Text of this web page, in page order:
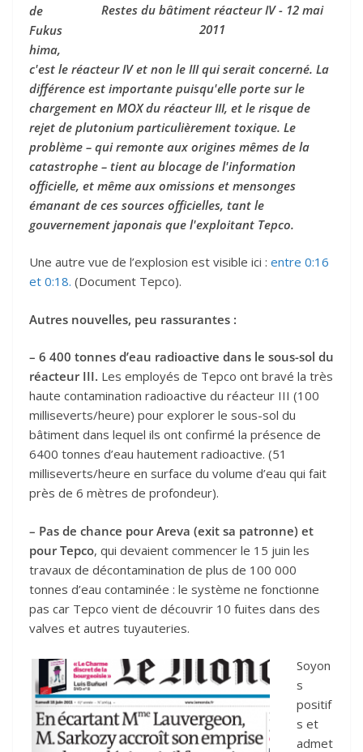
Restes du bâtiment réacteur IV - 12 mai
2011
de
Fukus
hima,
c'est le réacteur IV et non le III qui serait concerné. La
différence est importante puisqu'elle porte sur le
chargement en MOX du réacteur III, et le risque de
rejet de plutonium particulièrement toxique. Le
problème – qui remonte aux origines mêmes de la
catastrophe – tient au blocage de l'information
officielle, et même aux omissions et mensonges
émanant de ces sources officielles, tant le
gouvernement japonais que l'exploitant Tepco.
Une autre vue de l’explosion est visible ici : entre 0:16
et 0:18. (Document Tepco).
Autres nouvelles, peu rassurantes :
– 6 400 tonnes d’eau radioactive dans le sous-sol du
réacteur III. Les employés de Tepco ont bravé la très
haute contamination radioactive du réacteur III (100
milliseverts/heure) pour explorer le sous-sol du
bâtiment dans lequel ils ont confirmé la présence de
6400 tonnes d’eau hautement radioactive. (51
milliseverts/heure en surface du volume d’eau qui fait
près de 6 mètres de profondeur).
– Pas de chance pour Areva (exit sa patronne) et
pourTepco, qui devaient commencer le 15 juin les
travaux de décontamination de plus de 100 000
tonnes d’eau contaminée : le système ne fonctionne
pas car Tepco vient de découvrir 10 fuites dans des
valves et autres tuyauteries.
Soyon
s
positif
s et
admet